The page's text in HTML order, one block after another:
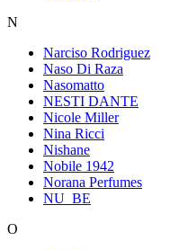
N
Narciso Rodriguez
Naso Di Raza
Nasomatto
NESTI DANTE
Nicole Miller
Nina Ricci
Nishane
Nobile 1942
Norana Perfumes
NU_BE
O